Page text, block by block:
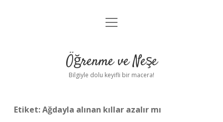
Anasayfa
Yasal Uyarı
menüyü
Öğrenme ve Neşe
Bilgiyle dolu keyifli bir macera!
Etiket:Ağdayla alınan kıllar azalır mı